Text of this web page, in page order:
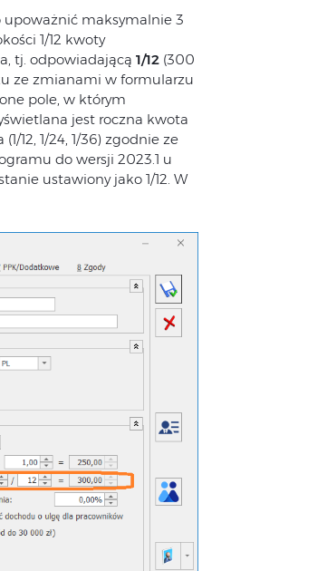
upoważnić maksymalnie 3
1/12 kwoty
tj. odpowiadającą 1/12(300
ze zmianami w formularzu
pole, w którym
jest roczna kwota
12, 1/24, 1/36) zgodnie ze
do wersji 2023.1 u
ustawiony jako 1/12. W